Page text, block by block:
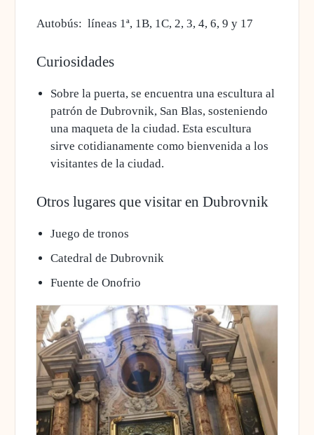
Autobús: líneas 1ª, 1B, 1C, 2, 3, 4, 6, 9 y 17
Curiosidades
Sobre la puerta,se encuentra una escultura al
patrón de Dubrovnik, San Blas, sosteniendo
una maqueta de la ciudad. Esta escultura
sirve cotidianamente como bienvenida a los
visitantes de la ciudad.
Otros lugares que visitar en Dubrovnik
Juego de tronos
Catedral de Dubrovnik
Fuente de Onofrio